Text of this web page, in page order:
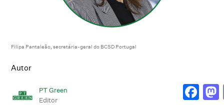
Filipa Pantaleão, secretária-geral do BCSD Portugal
Autor
PT Green
Editor